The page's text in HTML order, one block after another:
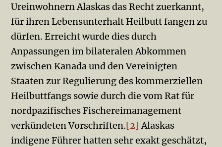
Ureinwohnern Alaskas das Recht zuerkannt,
für ihren Lebensunterhalt Heilbutt fangen zu
dürfen. Erreicht wurde dies durch
Anpassungen im bilateralen Abkommen
zwischen Kanada und den Vereinigten
Staaten zur Regulierung des kommerziellen
Heilbuttfangs sowie durch die vom Rat für
nordpazifisches Fischereimanagement
verkündeten Vorschriften.[2] Alaskas
indigene Führer hatten sehr exakt geschätzt,